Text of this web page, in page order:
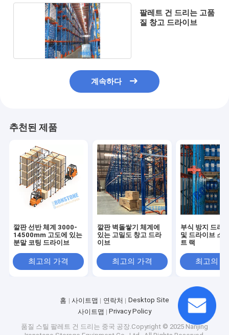
팔레트 건 드리는 고품
질 창고 드라이브
계속하다
추천된 제품
깔판 선반 체계 3000-
14500mm 고도에 있는
분말 코팅 드라이브
최고의 가격
깔판 벽돌쌓기 체계에
있는 고밀도 창고 드라
이브
최고의 가격
부식 방지 드라
및 드라이브 스
트 랙
최고의
홈 사이트맵 연락처
Desktop Site
사이트맵
Privacy Policy
품질 스틸 팔레트 건 드리는 중국 공장.Copyright © 2025 Nanjing